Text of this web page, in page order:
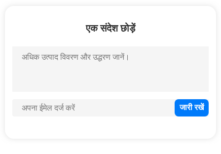
एक संदेश छोड़ें